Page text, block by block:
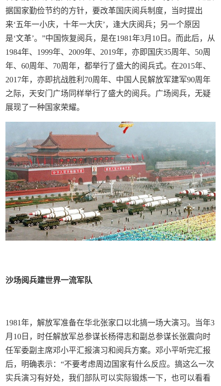
据国家勤俭节约的方针，要改革国庆阅兵制度，当时提出
来‘五年一小庆，十年一大庆’，逢大庆阅兵；另一个原因
是‘文革’。”中国恢复阅兵，是在1981年3月10日。而此后，从
1984年、1999年、2009年、2019年，亦即国庆35周年、50周
年、60周年、70周年，都举行了盛大的阅兵式。在2015年、
2017年，亦即抗战胜利70周年、中国人民解放军建军90周年
之际，天安门广场同样举行了盛大的阅兵。广场阅兵，无疑
展现了一种国家荣耀。
沙场阅兵建世界一流军队
1981年，解放军准备在华北张家口以北搞一场大演习。当年3
月10日，时任解放军总参谋长杨得志和副总参谋长张震向时
任军委副主席邓小平汇报演习和阅兵方案。邓小平听完汇报
后，明确表示：“不要考虑周边国家有什么反应。搞这么一次
实兵演习有好处，我们部队可以实际锻炼一下，也可以看看